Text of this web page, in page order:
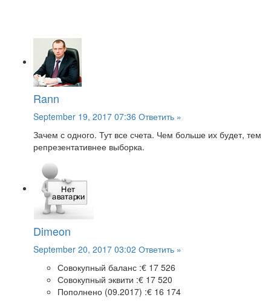
Rann
September 19, 2017 07:36 Ответить »
Зачем с одного. Тут все счета. Чем больше их будет, тем
репрезентативнее выборка.
Dimeon
September 20, 2017 03:02 Ответить »
Совокупный баланс :€ 17 526
Совокупный эквити :€ 17 520
Пополнено (09.2017) :€ 16 174